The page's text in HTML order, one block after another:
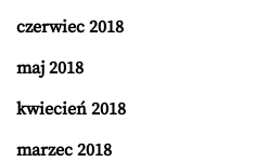
czerwiec 2018
maj 2018
kwiecień 2018
marzec 2018